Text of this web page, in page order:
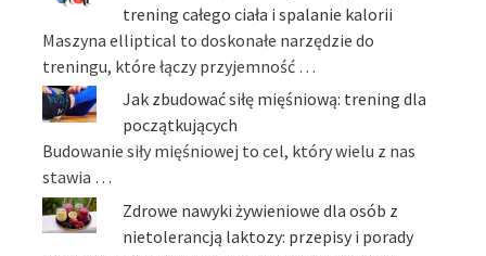
trening całego ciała i spalanie kalorii
Maszyna elliptical to doskonałe narzędzie do
treningu, które łączy przyjemność …
Jak zbudować siłę mięśniową: trening dla
początkujących
Budowanie siły mięśniowej to cel, który wielu z nas
stawia …
Zdrowe nawyki żywieniowe dla osób z
nietolerancją laktozy: przepisy i porady